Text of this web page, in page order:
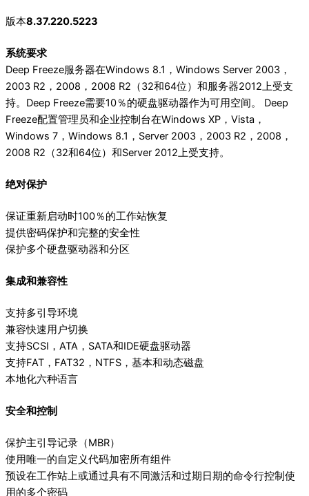
版本8.37.220.5223
系统要求
Deep Freeze服务器在Windows 8.1，Windows Server 2003，
2003 R2，2008，2008 R2（32和64位）和服务器2012上受支
持。Deep Freeze需要10％的硬盘驱动器作为可用空间。 Deep
Freeze配置管理员和企业控制台在Windows XP，Vista，
Windows 7，Windows 8.1，Server 2003，2003 R2，2008，
2008 R2（32和64位）和Server 2012上受支持。
绝对保护
保证重新启动时100％的工作站恢复
提供密码保护和完整的安全性
保护多个硬盘驱动器和分区
集成和兼容性
支持多引导环境
兼容快速用户切换
支持SCSI，ATA，SATA和IDE硬盘驱动器
支持FAT，FAT32，NTFS，基本和动态磁盘
本地化六种语言
安全和控制
保护主引导记录（MBR）
使用唯一的自定义代码加密所有组件
预设在工作站上或通过具有不同激活和过期日期的命令行控制使
用的多个密码